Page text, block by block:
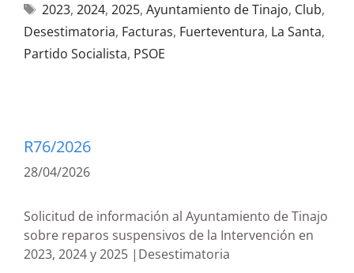
2023, 2024, 2025, Ayuntamiento de Tinajo, Club,
Desestimatoria, Facturas, Fuerteventura, La Santa,
Partido Socialista, PSOE
R76/2026
28/04/2026
Solicitud de información al Ayuntamiento de Tinajo
sobre reparos suspensivos de la Intervención en
2023, 2024 y 2025 |Desestimatoria